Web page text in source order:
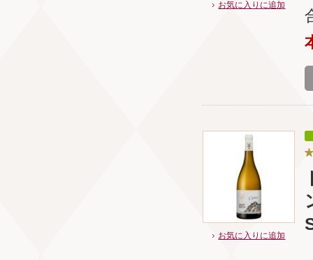
お気に入りに追加
お気に入りに追加